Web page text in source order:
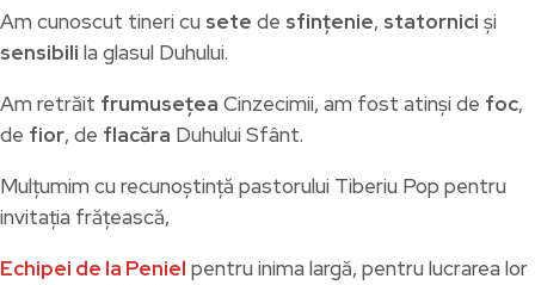
Am cunoscut tineri cu sete de sfințenie, statornici și
sensibili la glasul Duhului.
Am retrăit frumusețea Cinzecimii, am fost atinși de foc,
de fior, de flacăra Duhului Sfânt.
Mulțumim cu recunoștință pastorului Tiberiu Pop pentru
invitația frățească,
Echipei de la Peniel pentru inima largă, pentru lucrarea lor